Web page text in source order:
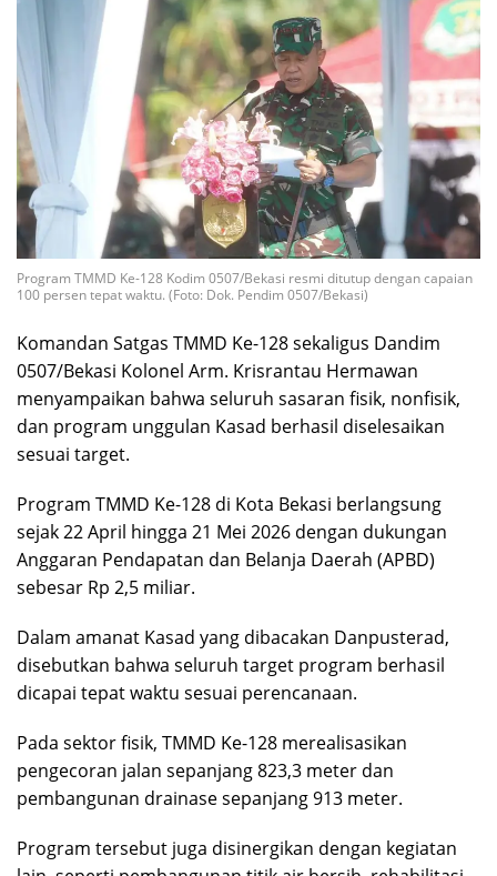
Program TMMD Ke-128 Kodim 0507/Bekasi resmi ditutup dengan capaian
100 persen tepat waktu. (Foto: Dok. Pendim 0507/Bekasi)
‎Komandan Satgas TMMD Ke-128 sekaligus Dandim
0507/Bekasi Kolonel Arm. Krisrantau Hermawan
menyampaikan bahwa seluruh sasaran fisik, nonfisik,
dan program unggulan Kasad berhasil diselesaikan
sesuai target.
‎Program TMMD Ke-128 di Kota Bekasi berlangsung
sejak 22 April hingga 21 Mei 2026 dengan dukungan
Anggaran Pendapatan dan Belanja Daerah (APBD)
sebesar Rp 2,5 miliar.
Dalam amanat Kasad yang dibacakan Danpusterad,
disebutkan bahwa seluruh target program berhasil
dicapai tepat waktu sesuai perencanaan.
‎Pada sektor fisik, TMMD Ke-128 merealisasikan
pengecoran jalan sepanjang 823,3 meter dan
pembangunan drainase sepanjang 913 meter.
Program tersebut juga disinergikan dengan kegiatan